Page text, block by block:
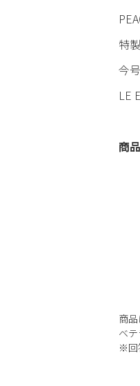
特
今
LE
商
商
ベ
※回